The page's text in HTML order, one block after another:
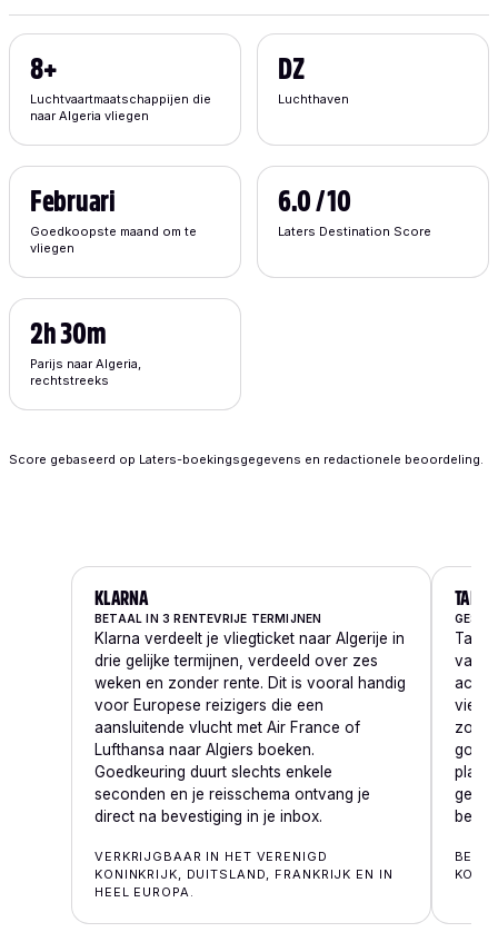
Luchtvaartmaatschappijen die
naar Algeria vliegen
8+
Luchthaven
DZ
Goedkoopste maand om te
vliegen
Februari
Laters Destination Score
6.0 / 10
Parijs naar Algeria,
rechtstreeks
2h 30m
Score gebaseerd op Laters-boekingsgegevens en redactionele beoordeling.
KLARNA
BETAAL IN 3 RENTEVRIJE TERMIJNEN
Klarna verdeelt je vliegticket naar Algerije in
drie gelijke termijnen, verdeeld over zes
weken en zonder rente. Dit is vooral handig
voor Europese reizigers die een
aansluitende vlucht met Air France of
Lufthansa naar Algiers boeken.
Goedkeuring duurt slechts enkele
seconden en je reisschema ontvang je
direct na bevestiging in je inbox.
VERKRIJGBAAR IN HET VERENIGD
KONINKRIJK, DUITSLAND, FRANKRIJK EN IN
HEEL EUROPA.
TABBY
vier
goed